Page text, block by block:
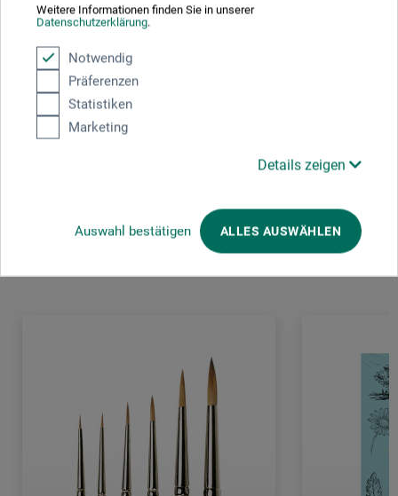
Weitere Informationen finden Sie in unserer
Datenschutzerklärung.
Notwendig
Präferenzen
Statistiken
Marketing
Details zeigen
Auswahl bestätigen ALLES AUSWÄHLEN
diesem Produkt.
Edition Michael Fischer GmbH
Donnersbergstr. 7
86859 Igling
Kunden kauften auch